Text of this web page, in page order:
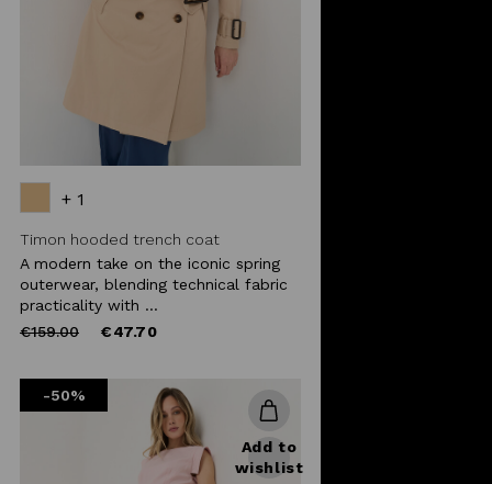
+ 1
Timon hooded trench coat
A modern take on the iconic spring
outerwear, blending technical fabric
practicality with ...
Price
€159.00to €47.70
-50%
Add to
wishlist